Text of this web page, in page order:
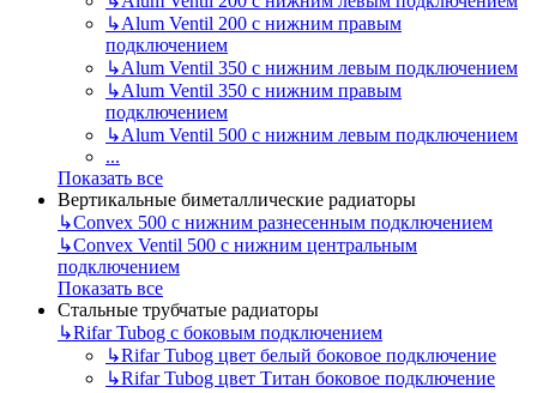
↳Alum Ventil 200 с нижним правым
подключением
↳Alum Ventil 350 с нижним левым подключением
↳Alum Ventil 350 с нижним правым
подключением
↳Alum Ventil 500 с нижним левым подключением
...
Показать все
Вертикальные биметаллические радиаторы
↳Convex 500 с нижним разнесенным подключением
↳Convex Ventil 500 с нижним центральным
подключением
Показать все
Стальные трубчатые радиаторы
↳Rifar Tubog с боковым подключением
↳Rifar Tubog цвет белый боковое подключение
↳Rifar Tubog цвет Титан боковое подключение